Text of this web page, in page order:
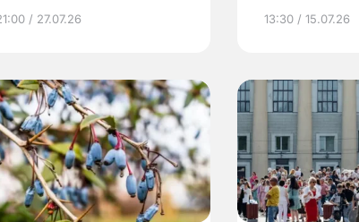
/ 27.07.26 13:30 / 15.07.26